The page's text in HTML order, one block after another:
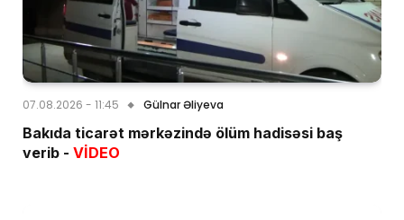
07.08.2026 - 11:45 Gülnar Əliyeva
Bakıda ticarət mərkəzində ölüm hadisəsi baş
verib - VİDEO